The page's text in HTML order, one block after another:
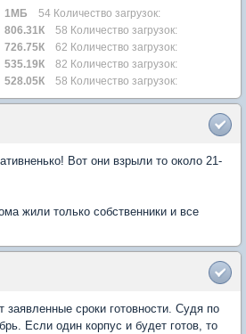
1МБ 54 Количество загрузок:
806.31К 58 Количество загрузок:
726.75К 62 Количество загрузок:
535.19К 82 Количество загрузок:
528.05К 58 Количество загрузок:
Вот они взрыли то около 21-
жили только собственники и все
сроки готовности. Судя по
Если один корпус и будет готов, то